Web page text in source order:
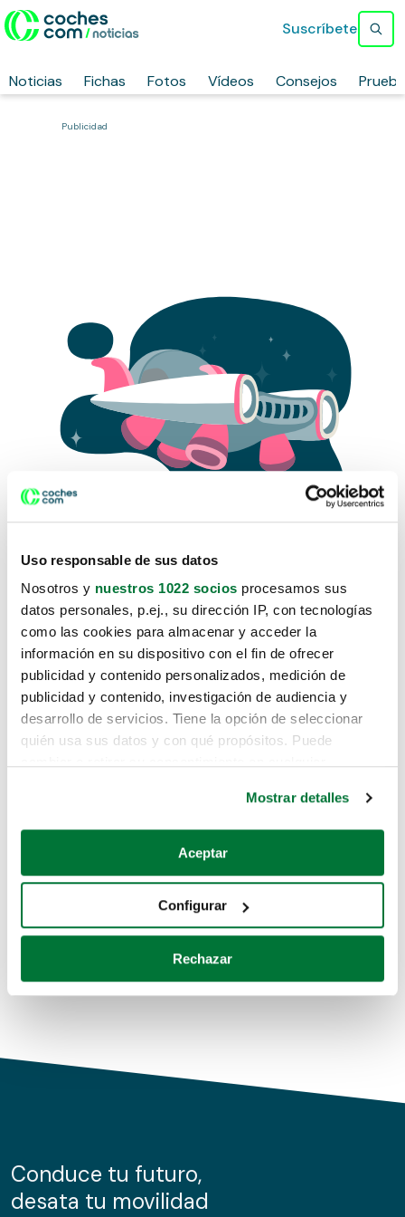
Uso responsable de sus datos
Nosotros y nuestros 1022 socios procesamos sus
datos personales, p.ej., su dirección IP, con tecnologías
como las cookies para almacenar y acceder la
información en su dispositivo con el fin de ofrecer
publicidad y contenido personalizados, medición de
publicidad y contenido, investigación de audiencia y
desarrollo de servicios. Tiene la opción de seleccionar
quién usa sus datos y con qué propósitos. Puede
Si lo permite, también quisiéramos:
Recopilar información sobre su ubicación geográfica
Identificar su dispositivo analizándolo activamente
para buscar características específicas (huellas
Obtenga más información sobre cómo se procesan sus
de cookies.
información sobre el uso que haga del sitio web con
nuestros partners de redes sociales, publicidad y análisis
Mostrar detalles
Aceptar
Configurar
Rechazar
Noticias Fichas Fotos Vídeos Consejos
Suscríbete
Publicidad
Lo sentimos, no sabemos como
te hemos traido hasta aquí.
Pero puedes encontrar el coche que estás
buscando en alguno de estos enlaces:
Coches de segunda mano
Coches de km0
Conduce tu futuro,
desata tu movilidad